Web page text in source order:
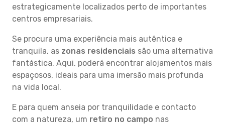
estrategicamente localizados perto de importantes
centros empresariais.
Se procura uma experiência mais autêntica e
tranquila, as zonas residenciais são uma alternativa
fantástica. Aqui, poderá encontrar alojamentos mais
espaçosos, ideais para uma imersão mais profunda
na vida local.
E para quem anseia por tranquilidade e contacto
com a natureza, um retiro no campo nas